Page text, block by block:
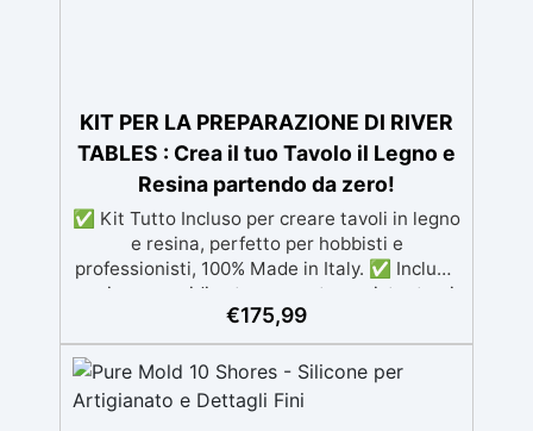
KIT PER LA PREPARAZIONE DI RIVER
TABLES : Crea il tuo Tavolo il Legno e
Resina partendo da zero!
✅ Kit Tutto Incluso per creare tavoli in legno
e resina, perfetto per hobbisti e
professionisti, 100% Made in Italy. ✅ Include
resina epossidica trasparente resistente ai
raggi UV e con lunga lavorabilità, per colate
fino a 2 cm di spessore. ✅ Completo di
materiali per la cassaforma: pellicola
distaccante "Shiny Shield e silicone atossico
IGUM per una sigillatura perfetta. ✅ Kit
€175,99